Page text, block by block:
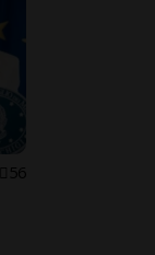
56